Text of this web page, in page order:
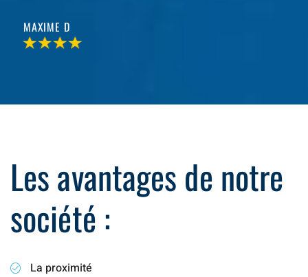
MAXIME D
Les avantages de notre
société :
La proximité